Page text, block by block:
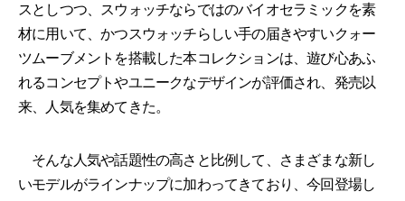
スとしつつ、スウォッチならではのバイオセラミックを素
材に用いて、かつスウォッチらしい手の届きやすいクォー
ツムーブメントを搭載した本コレクションは、遊び心あふ
れるコンセプトやユニークなデザインが評価され、発売以
来、人気を集めてきた。
そんな人気や話題性の高さと比例して、さまざまな新し
いモデルがラインナップに加わってきており、今回登場し